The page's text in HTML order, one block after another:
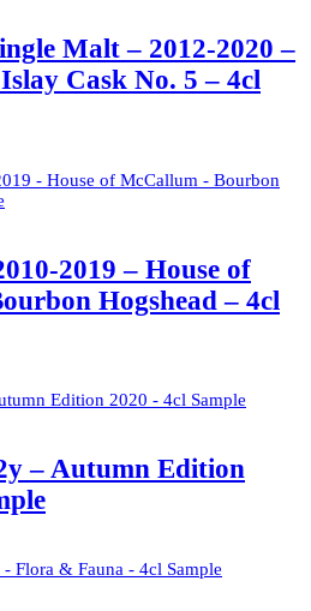
Malt – 2012-2020 –
Cask No. 5 – 4cl
2019 – House of
Hogshead – 4cl
– Autumn Edition